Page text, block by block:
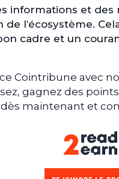
informations et des
l’écosystème.
cadre et un
Cointribune avec
gagnez des
dès maintenant et